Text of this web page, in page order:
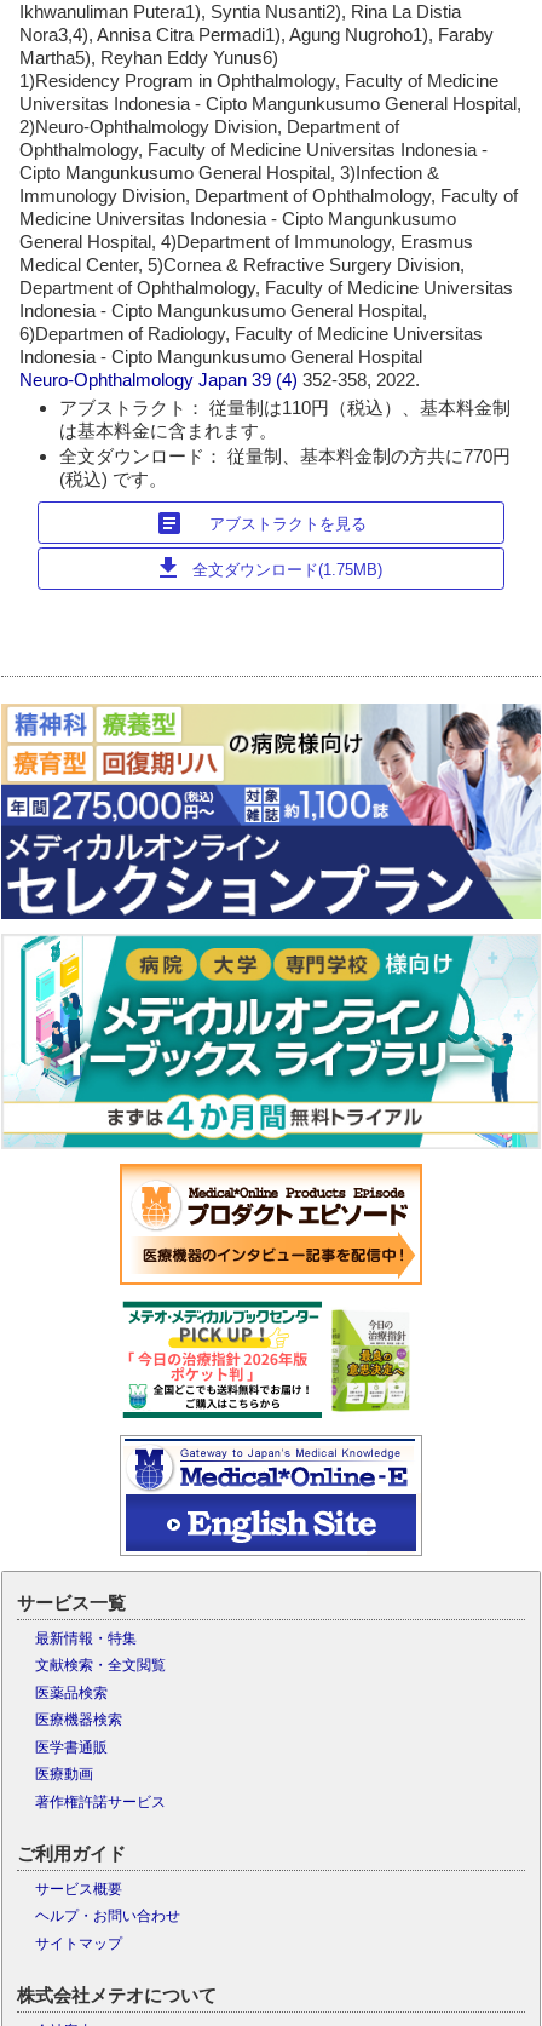
Ikhwanuliman Putera1), Syntia Nusanti2), Rina La Distia
Nora3,4), Annisa Citra Permadi1), Agung Nugroho1), Faraby
Martha5), Reyhan Eddy Yunus6)
1)Residency Program in Ophthalmology, Faculty of Medicine
Universitas Indonesia - Cipto Mangunkusumo General Hospital,
2)Neuro-Ophthalmology Division, Department of
Ophthalmology, Faculty of Medicine Universitas Indonesia -
Cipto Mangunkusumo General Hospital, 3)Infection &
Immunology Division, Department of Ophthalmology, Faculty of
Medicine Universitas Indonesia - Cipto Mangunkusumo
General Hospital, 4)Department of Immunology, Erasmus
Medical Center, 5)Cornea & Refractive Surgery Division,
Department of Ophthalmology, Faculty of Medicine Universitas
Indonesia - Cipto Mangunkusumo General Hospital,
6)Departmen of Radiology, Faculty of Medicine Universitas
Indonesia - Cipto Mangunkusumo General Hospital
Neuro-Ophthalmology Japan 39 (4)352-358, 2022.
アブストラクト： 従量制は110円（税込）、基本料金制
は基本料金に含まれます。
全文ダウンロード： 従量制、基本料金制の方共に770円
(税込) です。
article アブストラクトを見る
download 全文ダウンロード(1.75MB)
サービス一覧
最新情報・特集
文献検索・全文閲覧
医薬品検索
医療機器検索
医学書通販
医療動画
著作権許諾サービス
ご利用ガイド
サービス概要
ヘルプ・お問い合わせ
サイトマップ
株式会社メテオについて